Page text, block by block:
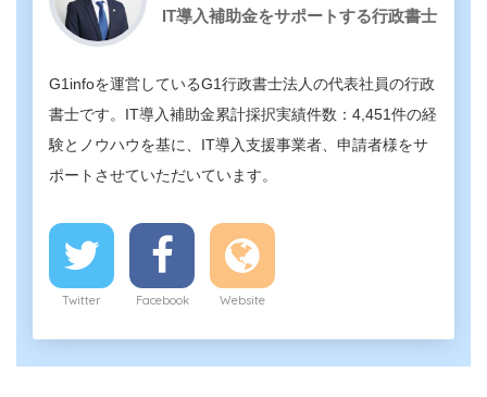
IT導入補助金をサポートする行政書士
G1infoを運営しているG1行政書士法人の代表社員の行政
書士です。IT導入補助金累計採択実績件数：4,451件の経
験とノウハウを基に、IT導入支援事業者、申請者様をサ
ポートさせていただいています。
Twitter Facebook Website